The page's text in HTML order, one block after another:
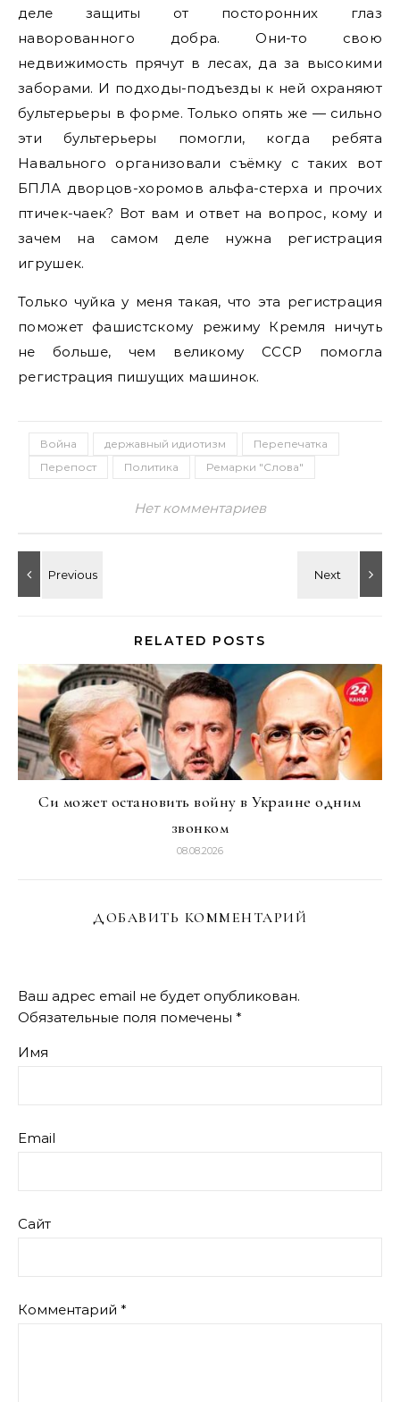
деле защиты от посторонних глаз
наворованного добра. Они-то свою
недвижимость прячут в лесах, да за высокими
заборами. И подходы-подъезды к ней охраняют
бультерьеры в форме. Только опять же — сильно
эти бультерьеры помогли, когда ребята
Навального организовали съёмку с таких вот
БПЛА дворцов-хоромов альфа-стерха и прочих
птичек-чаек? Вот вам и ответ на вопрос, кому и
зачем на самом деле нужна регистрация
игрушек.
Только чуйка у меня такая, что эта регистрация
поможет фашистскому режиму Кремля ничуть
не больше, чем великому СССР помогла
регистрация пишущих машинок.
Война державный идиотизм
Перепечатка
Перепост
Политика Ремарки "Слова"
Нет комментариев
RELATED POSTS
Си может остановить войну в Украине одним
звонком
08.08.2026
ДОБАВИТЬ КОММЕНТАРИЙ
Ваш адрес email не будет опубликован.
Обязательные поля помечены *
Имя
Email
Сайт
Комментарий *